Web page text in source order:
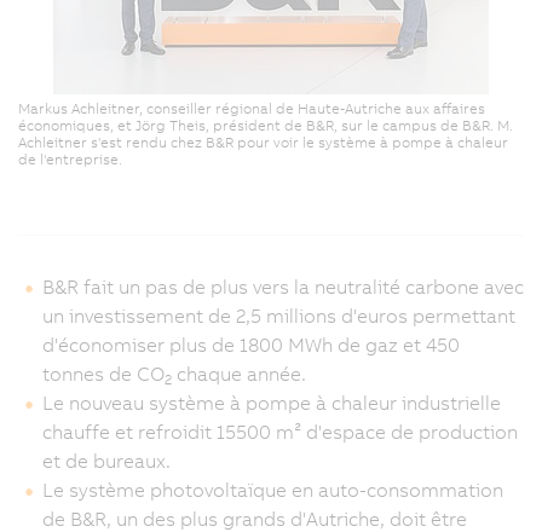
Markus Achleitner, conseiller régional de Haute-Autriche aux affaires
économiques, et Jörg Theis, président de B&R, sur le campus de B&R. M.
Achleitner s'est rendu chez B&R pour voir le système à pompe à chaleur
de l'entreprise.
B&R fait un pas de plus vers la neutralité carbone avec
un investissement de 2,5 millions d'euros permettant
d'économiser plus de 1800 MWh de gaz et 450
tonnes de CO2 chaque année.
Le nouveau système à pompe à chaleur industrielle
chauffe et refroidit 15500 m² d'espace de production
et de bureaux.
Le système photovoltaïque en auto-consommation
de B&R, un des plus grands d'Autriche, doit être